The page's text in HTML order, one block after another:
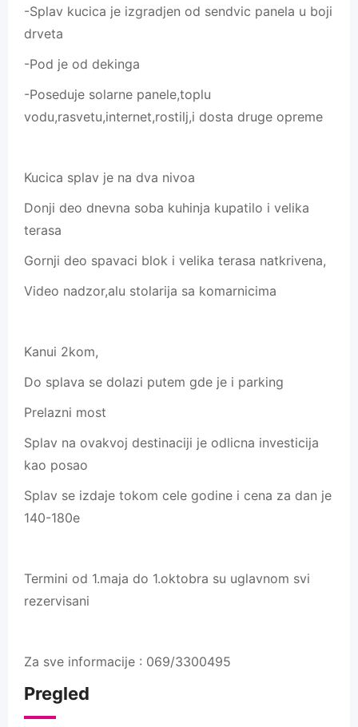
-Splav kucica je izgradjen od sendvic panela u boji
drveta
-Pod je od dekinga
-Poseduje solarne panele,toplu
vodu,rasvetu,internet,rostilj,i dosta druge opreme
Kucica splav je na dva nivoa
Donji deo dnevna soba kuhinja kupatilo i velika
terasa
Gornji deo spavaci blok i velika terasa natkrivena,
Video nadzor,alu stolarija sa komarnicima
Kanui 2kom,
Do splava se dolazi putem gde je i parking
Prelazni most
Splav na ovakvoj destinaciji je odlicna investicija
kao posao
Splav se izdaje tokom cele godine i cena za dan je
140-180e
Termini od 1.maja do 1.oktobra su uglavnom svi
rezervisani
Za sve informacije : 069/3300495
Pregled